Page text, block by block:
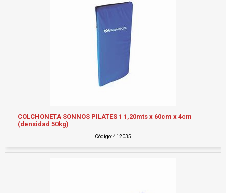
COLCHONETA SONNOS PILATES 1 1,20mts x 60cm x 4cm
(densidad 50kg)
Código: 412035